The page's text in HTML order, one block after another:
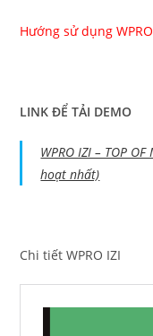
Hướng sử dụng
LINK ĐỂ TẢI DEMO
WPRO IZI – TOP
hoạt nhất)
Chi tiết WPRO IZI